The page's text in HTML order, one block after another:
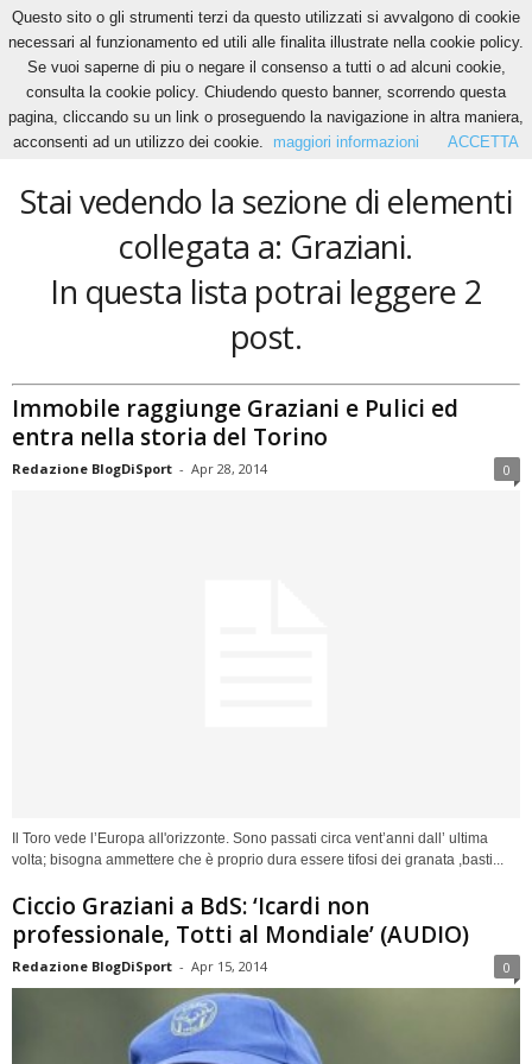
Home Tags Graziani
Graziani
Stai vedendo la sezione di elementi
collegata a: Graziani.
In questa lista potrai leggere 2
post.
Immobile raggiunge Graziani e Pulici ed
entra nella storia del Torino
Redazione BlogDiSport - Apr 28, 2014 0
Il Toro vede l’Europa all'orizzonte. Sono passati circa vent’anni dall’ ultima
volta; bisogna ammettere che è proprio dura essere tifosi dei granata ,basti...
Ciccio Graziani a BdS: ‘Icardi non
professionale, Totti al Mondiale’ (AUDIO)
Redazione BlogDiSport - Apr 15, 2014 0
Questo sito o gli strumenti terzi da questo utilizzati si avvalgono di cookie
necessari al funzionamento ed utili alle finalita illustrate nella cookie policy.
Se vuoi saperne di piu o negare il consenso a tutti o ad alcuni cookie,
consulta la cookie policy. Chiudendo questo banner, scorrendo questa
pagina, cliccando su un link o proseguendo la navigazione in altra maniera,
acconsenti ad un utilizzo dei cookie.
maggiori informazioni ACCETTA